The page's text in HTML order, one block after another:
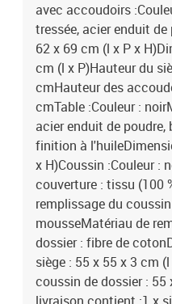
avec accoudoirs
tressée, acier enduit
62 x 69 cm (l x P x
cm (l x P)Hauteur du
cmHauteur des
cmTable :Couleur :
acier enduit de
finition à
x H)Coussin :Couleur :
couverture : tissu (100
remplissage du
mousseMatériau de
dossier : fibre de
siège : 55 x 55 x 3 cm
coussin de dossier : 55